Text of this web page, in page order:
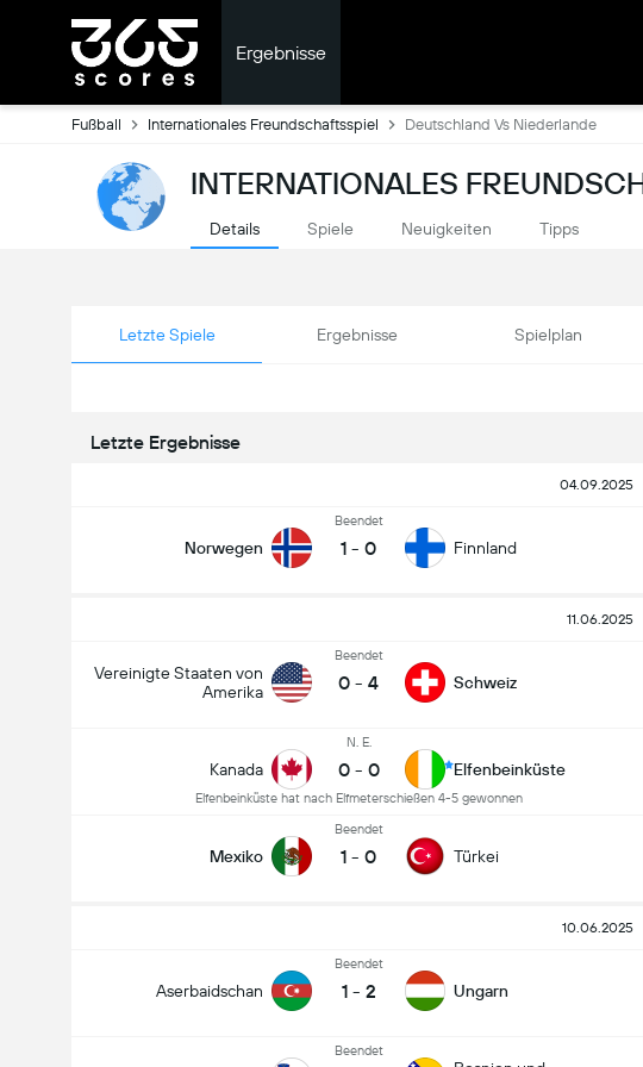
Ergebnisse
Fußball Internationales Freundschaftsspiel Deutschland Vs Niederlande
INTERNATIONALES
Details Spiele Neuigkeiten Tipps
Letzte Spiele Ergebnisse Spielplan
Letzte Ergebnisse
04.09.2025
Norwegen
Beendet
1 - 0 Finnland
11.06.2025
Vereinigte Staaten von
Amerika
Beendet
0 - 4 Schweiz
Kanada
N. E.
0 - 0
Elfenbeinküste hat nach Elfmeterschießen 4-5 gewonnen
Elfenbeinküste
Mexiko
Beendet
1 - 0 Türkei
10.06.2025
Aserbaidschan
Beendet
1 - 2 Ungarn
Beendet